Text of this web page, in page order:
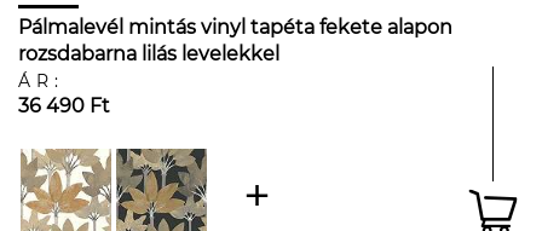
Pálmalevél mintás vinyl tapéta fekete alapon
rozsdabarna lilás levelekkel
ÁR:
36 490 Ft